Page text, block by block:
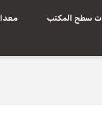
سطح المكتب